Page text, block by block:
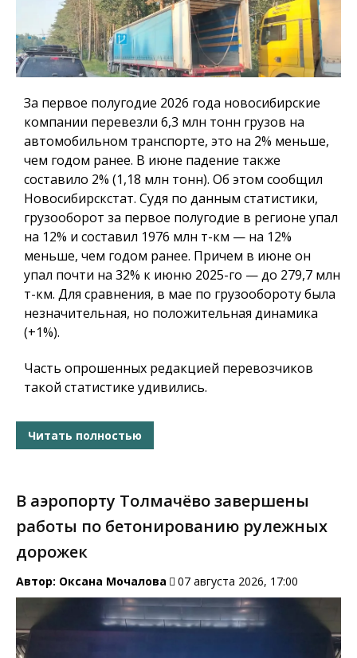
За первое полугодие 2026 года новосибирские
компании перевезли 6,3 млн тонн грузов на
автомобильном транспорте, это на 2% меньше,
чем годом ранее. В июне падение также
составило 2% (1,18 млн тонн). Об этом сообщил
Новосибирскстат. Судя по данным статистики,
грузооборот за первое полугодие в регионе упал
на 12% и составил 1976 млн т-км — на 12%
меньше, чем годом ранее. Причем в июне он
упал почти на 32% к июню 2025-го — до 279,7 млн
т-км. Для сравнения, в мае по грузообороту была
незначительная, но положительная динамика
(+1%).
Часть опрошенных редакцией перевозчиков
такой статистике удивились.
Читать полностью
В аэропорту Толмачёво завершены
работы по бетонированию рулежных
дорожек
Автор: Оксана Мочалова 07 августа 2026, 17:00